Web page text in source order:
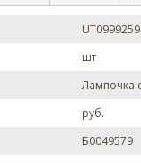
шт
Лампочка
руб.
Б0049579